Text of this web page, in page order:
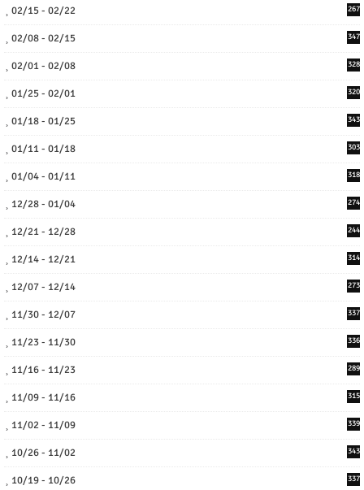
02/15 - 02/22 267
02/08 - 02/15 347
02/01 - 02/08 328
01/25 - 02/01 320
01/18 - 01/25 343
01/11 - 01/18 303
01/04 - 01/11 318
12/28 - 01/04 274
12/21 - 12/28 244
12/14 - 12/21 314
12/07 - 12/14 273
11/30 - 12/07 337
11/23 - 11/30 336
11/16 - 11/23 289
11/09 - 11/16 315
11/02 - 11/09 339
10/26 - 11/02 343
10/19 - 10/26 337